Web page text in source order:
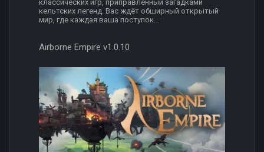
классических игр, приправленный загадками
кельтских легенд. Вас ждёт обширный открытый
мир, где каждая ваша поступок...
Airborne Empire v1.0.10